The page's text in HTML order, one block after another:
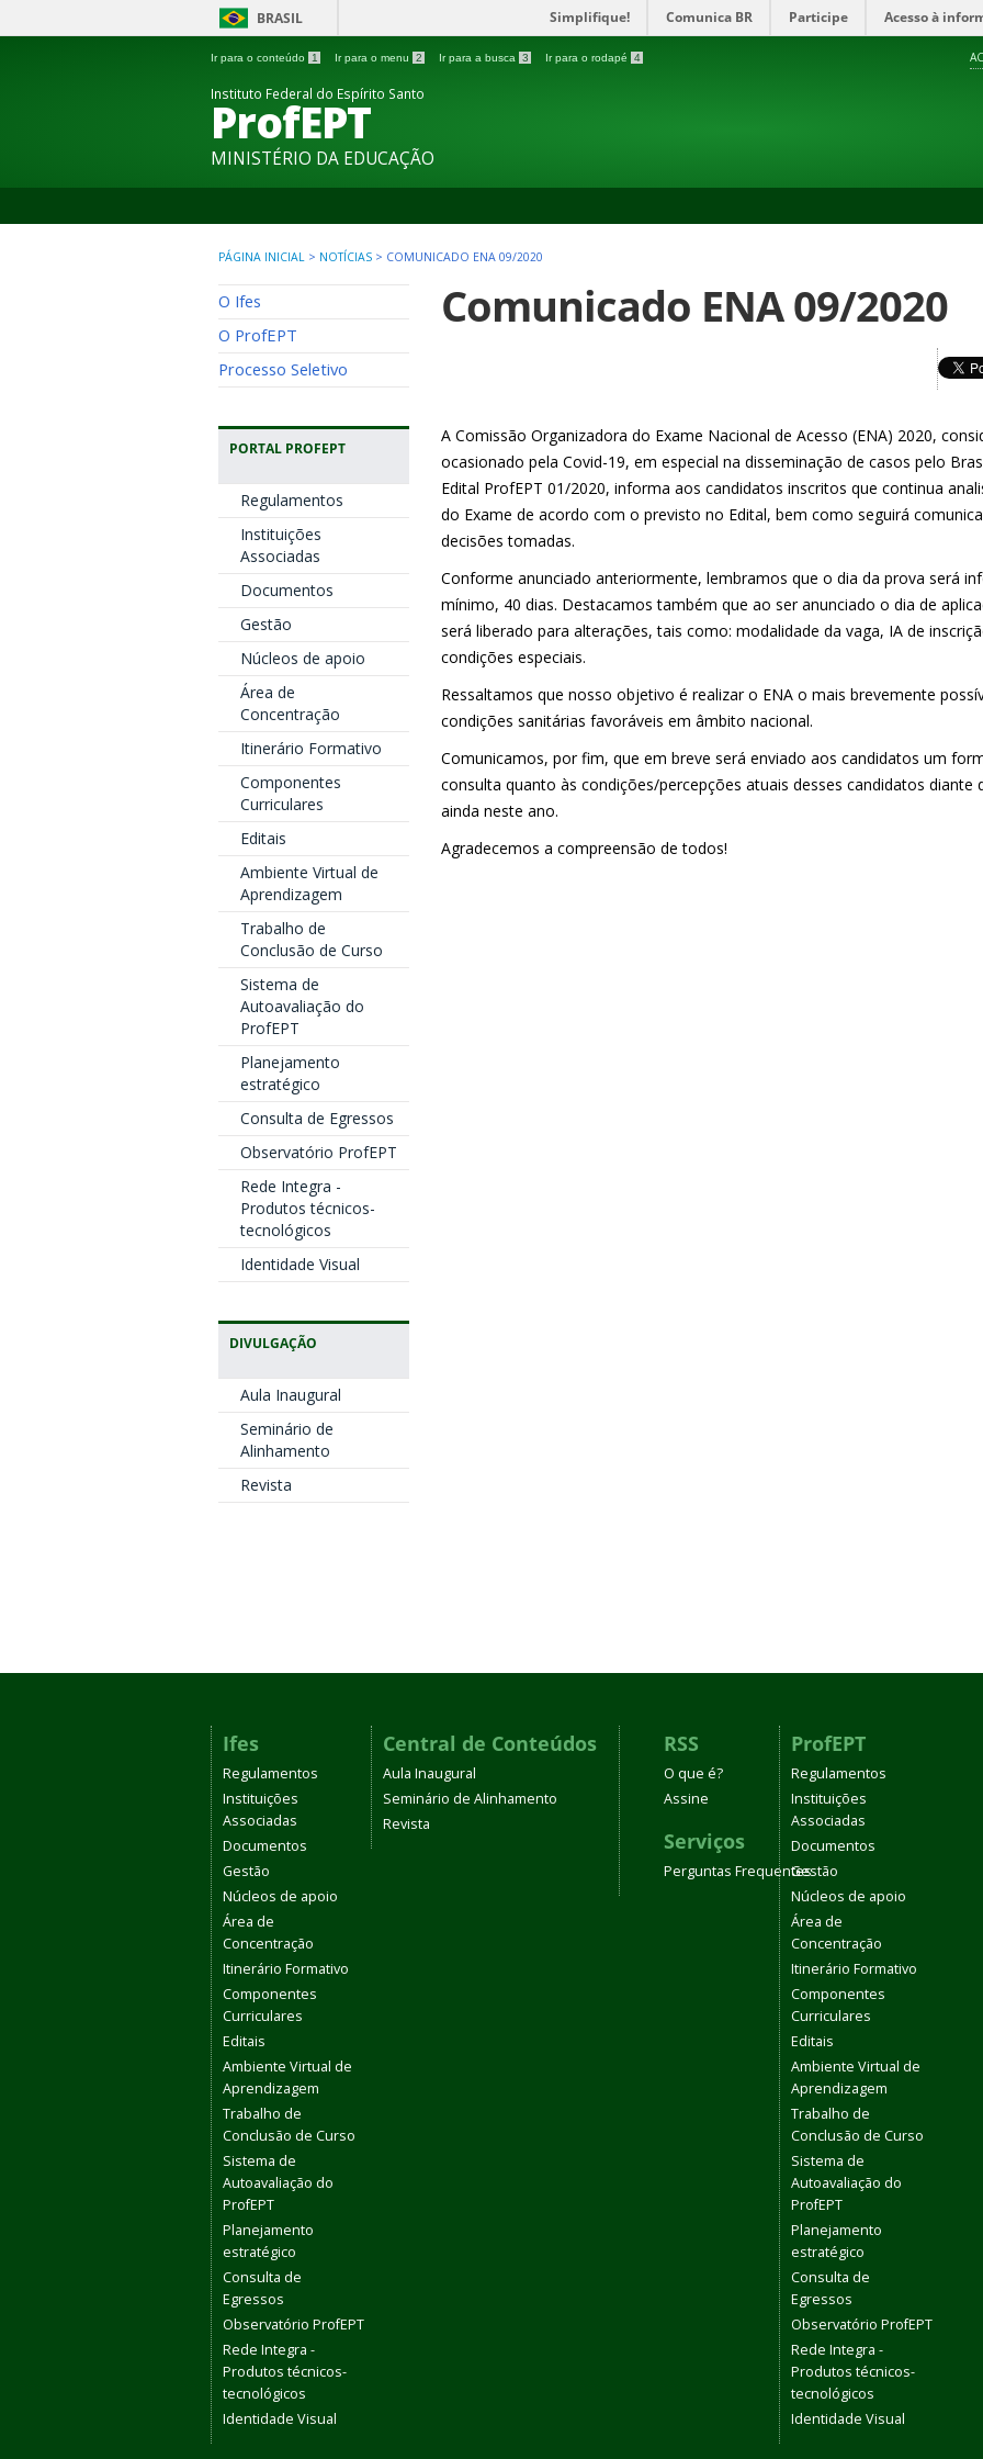
BRASIL Simplifique! Comunica BR Participe Acesso à
Ir para o conteúdo 1 Ir para o menu 2 Ir para a busca 3 Ir para o rodapé 4
Instituto Federal do Espírito Santo
ProfEPT
MINISTÉRIO DA EDUCAÇÃO
PÁGINA INICIAL > NOTÍCIAS > COMUNICADO ENA 09/2020
O Ifes
O ProfEPT
Processo Seletivo
PORTAL PROFEPT
Regulamentos
Instituições
Associadas
Documentos
Gestão
Núcleos de apoio
Área de
Concentração
Itinerário Formativo
Componentes
Curriculares
Editais
Ambiente Virtual de
Aprendizagem
Trabalho de
Conclusão de Curso
Sistema de
Autoavaliação do
ProfEPT
Planejamento
estratégico
Consulta de Egressos
Observatório ProfEPT
Rede Integra -
Produtos técnicos-
tecnológicos
Identidade Visual
DIVULGAÇÃO
Aula Inaugural
Seminário de
Alinhamento
Revista
Comunicado ENA 09/2020
A Comissão Organizadora do Exame Nacional de Acesso (ENA) 2020,
ocasionado pela Covid-19, em especial na disseminação de casos pelo
Edital ProfEPT 01/2020, informa aos candidatos inscritos que continua
do Exame de acordo com o previsto no Edital, bem como seguirá
decisões tomadas.
Conforme anunciado anteriormente, lembramos que o dia da prova será
mínimo, 40 dias. Destacamos também que ao ser anunciado o dia de
será liberado para alterações, tais como: modalidade da vaga, IA de
condições especiais.
Ressaltamos que nosso objetivo é realizar o ENA o mais brevemente
condições sanitárias favoráveis em âmbito nacional.
Comunicamos, por fim, que em breve será enviado aos candidatos um
consulta quanto às condições/percepções atuais desses candidatos diante
ainda neste ano.
Agradecemos a compreensão de todos!
Ifes
Regulamentos
Instituições
Associadas
Documentos
Gestão
Núcleos de apoio
Área de
Concentração
Itinerário Formativo
Componentes
Curriculares
Editais
Ambiente Virtual de
Aprendizagem
Trabalho de
Conclusão de Curso
Sistema de
Autoavaliação do
ProfEPT
Planejamento
estratégico
Consulta de
Egressos
Observatório ProfEPT
Rede Integra -
Produtos técnicos-
tecnológicos
Identidade Visual
Central de Conteúdos
Aula Inaugural
Seminário de Alinhamento
Revista
RSS
O que é?
Assine
Serviços
Perguntas Frequentes
ProfEPT
Regulamentos
Instituições
Associadas
Documentos
Gestão
Núcleos de apoio
Área de
Concentração
Itinerário Formativo
Componentes
Curriculares
Editais
Ambiente Virtual de
Aprendizagem
Trabalho de
Conclusão de Curso
Sistema de
Autoavaliação do
ProfEPT
Planejamento
estratégico
Consulta de
Egressos
Observatório ProfEPT
Rede Integra -
Produtos técnicos-
tecnológicos
Identidade Visual